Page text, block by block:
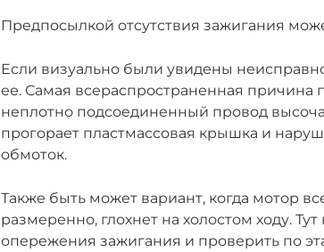
Предпосылкой отсутствия зажигания
Если визуально были увидены
ее. Самая всераспространенная причина
неплотно подсоединенный провод
прогорает пластмассовая крышка и
обмоток.
Также быть может вариант, когда мотор
размеренно, глохнет на холостом ходу.
опережения зажигания и проверить по